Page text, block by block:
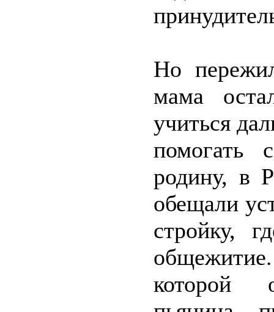
Но
мама
учиться
помогать
родину, в
обещали
стройку,
которой